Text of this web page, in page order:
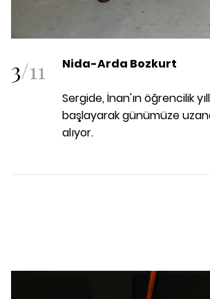
3/11 Nida-Arda Bozkurt
Sergide, İnan'ın öğrencilik
başlayarak günümüze
alıyor.